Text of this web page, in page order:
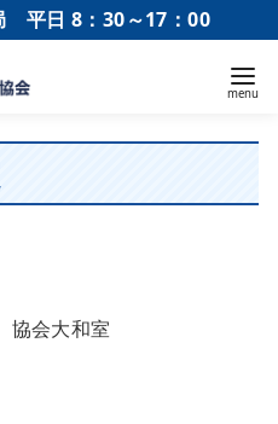
平日 8：30～17：00
会大和室